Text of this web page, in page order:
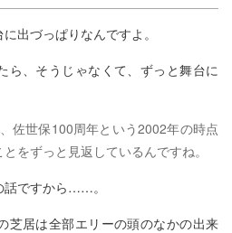
出づっぱりなんですよ。
、そうじゃなくて、ずっと舞台に
佐世保100周年という2002年の時点
をずっと見返しているんですね。
ですから……。
芝居は全部エリーの頭のなかの出来